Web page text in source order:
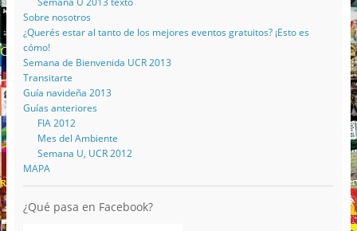
Sobre nosotros
¿Querés estar al tanto de los mejores eventos gratuitos? ¡Esto es
cómo!
Semana de Bienvenida UCR 2013
Transitarte
Guía navideña 2013
Guías anteriores
FIA 2012
Mes del Ambiente
Semana U, UCR 2012
MAPA
¿Qué pasa en Facebook?